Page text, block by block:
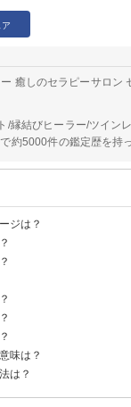
ア
癒しのセラピーサロン
/縁結びヒーラー/ツイン
約5000件の鑑定歴を持
ジは？
味は？
は？